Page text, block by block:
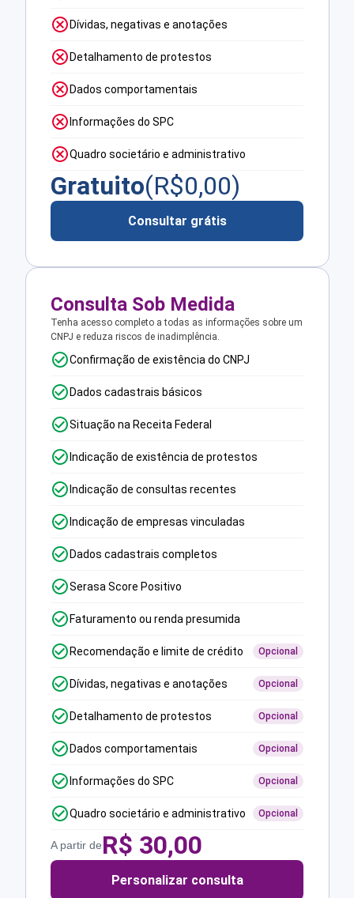
Dívidas, negativas e anotações
Detalhamento de protestos
Dados comportamentais
Informações do SPC
Quadro societário e administrativo
Gratuito(R$0,00)
Consultar grátis
Consulta Sob Medida
Tenha acesso completo a todas as informações sobre um
CNPJ e reduza riscos de inadimplência.
Confirmação de existência do CNPJ
Dados cadastrais básicos
Situação na Receita Federal
Indicação de existência de protestos
Indicação de consultas recentes
Indicação de empresas vinculadas
Dados cadastrais completos
Serasa Score Positivo
Faturamento ou renda presumida
Recomendação e limite de crédito Opcional
Dívidas, negativas e anotações Opcional
Detalhamento de protestos Opcional
Dados comportamentais Opcional
Informações do SPC Opcional
Quadro societário e administrativo Opcional
A partir deR$ 30,00
Personalizar consulta